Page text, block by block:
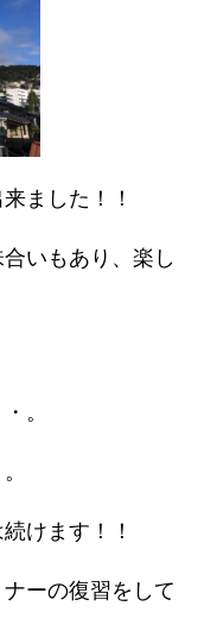
ました！！
いもあり、楽し
。
けます！！
ーの復習をして